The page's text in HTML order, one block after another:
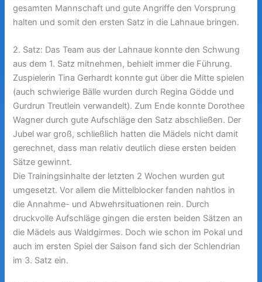
gesamten Mannschaft und gute Angriffe den Vorsprung
halten und somit den ersten Satz in die Lahnaue bringen.
2. Satz: Das Team aus der Lahnaue konnte den Schwung
aus dem 1. Satz mitnehmen, behielt immer die Führung.
Zuspielerin Tina Gerhardt konnte gut über die Mitte spielen
(auch schwierige Bälle wurden durch Regina Gödde und
Gurdrun Treutlein verwandelt). Zum Ende konnte Dorothee
Wagner durch gute Aufschläge den Satz abschließen. Der
Jubel war groß, schließlich hatten die Mädels nicht damit
gerechnet, dass man relativ deutlich diese ersten beiden
Sätze gewinnt.
Die Trainingsinhalte der letzten 2 Wochen wurden gut
umgesetzt. Vor allem die Mittelblocker fanden nahtlos in
die Annahme- und Abwehrsituationen rein. Durch
druckvolle Aufschläge gingen die ersten beiden Sätzen an
die Mädels aus Waldgirmes. Doch wie schon im Pokal und
auch im ersten Spiel der Saison fand sich der Schlendrian
im 3. Satz ein.